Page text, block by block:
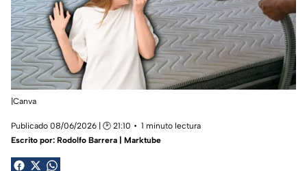
|Canva
Publicado 08/06/2026 | 🕑 21:10
1 minuto lectura
Escrito por: Rodolfo Barrera | Marktube